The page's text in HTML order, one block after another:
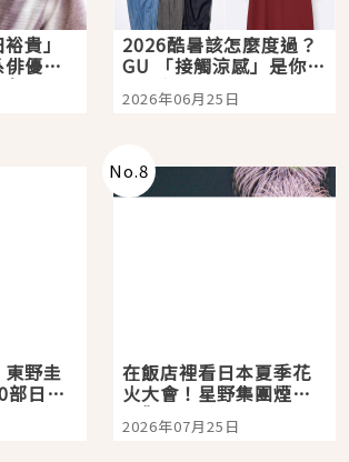
貴」
優走
2026酷暑該怎麼度過？
GU 「接觸涼感」是你的
夏日救星
2026年06月25日
野圭
部日本
No.8
在飯店裡看日本夏季花
火大會！星野集團煙火
景觀飯店6選，讓你不用
人擠人悠閒欣賞
2026年07月25日